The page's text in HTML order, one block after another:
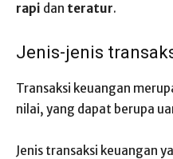
rapi dan teratur.
Jenis-jenis
Transaksi keuangan
nilai, yang dapat berupa
Jenis transaksi keuangan